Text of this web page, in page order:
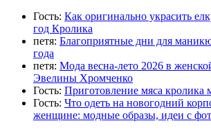
Гость: Как оригинально украсить
год Кролика
петя: Благоприятные дни для
года
петя: Мода весна-лето 2026 в
Эвелины Хромченко
Гость: Приготовление мяса
Гость: Что одеть на новогодний
женщине: модные образы, идеи с